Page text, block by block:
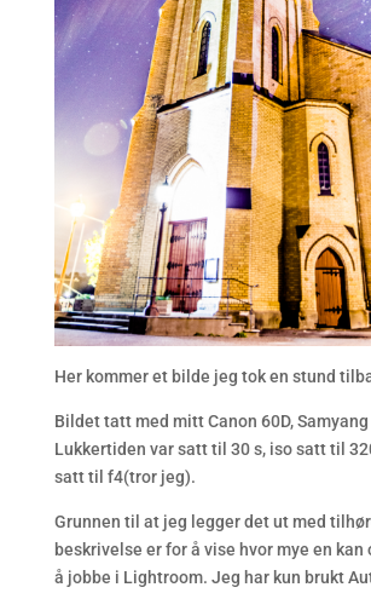
Her kommer et bilde jeg tok en stund
Bildet tatt med mitt Canon 60D,
Lukkertiden var satt til 30 s, iso satt til
satt til f4(tror jeg).
Grunnen til at jeg legger det ut med
beskrivelse er for å vise hvor mye en kan
å jobbe i Lightroom. Jeg har kun brukt